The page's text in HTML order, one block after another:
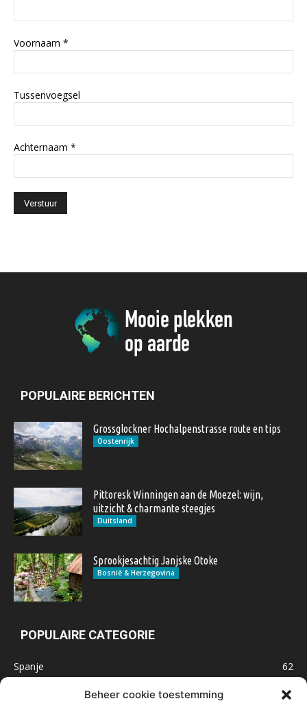
Beheer cookie toestemming
Voornaam *
Tussenvoegsel
Achternaam *
POPULAIRE BERICHTEN
Grossglockner Hochalpenstrasse route en tips
Oostenrijk
Pittoresk Winningen aan de Moezel: wijn,
uitzicht & charmante steegjes
Duitsland
Sprookjesachtig Janjske Otoke
Bosnië & Herzegovina
POPULAIRE CATEGORIE
Spanje
62
47